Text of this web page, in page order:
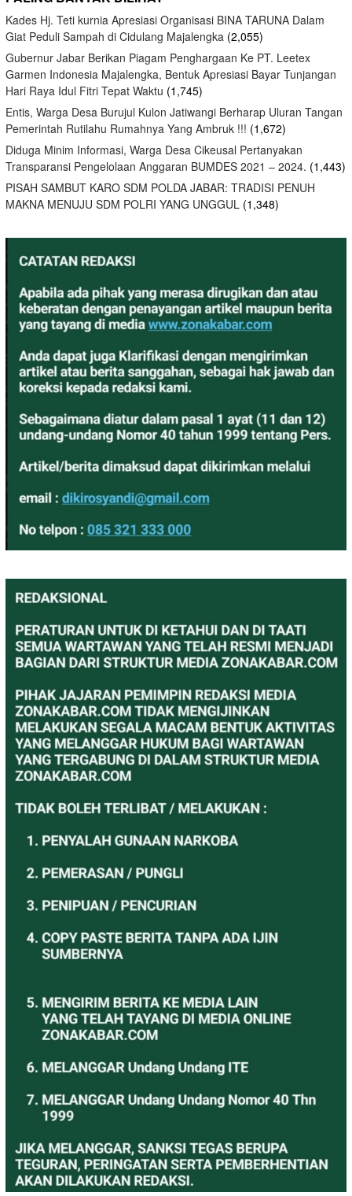
Kades Hj. Teti kurnia Apresiasi Organisasi BINA TARUNA Dalam
Giat Peduli Sampah di Cidulang Majalengka (2,055)
Gubernur Jabar Berikan Piagam Penghargaan Ke PT. Leetex
Garmen Indonesia Majalengka, Bentuk Apresiasi Bayar Tunjangan
Hari Raya Idul Fitri Tepat Waktu (1,745)
Entis, Warga Desa Burujul Kulon Jatiwangi Berharap Uluran Tangan
Pemerintah Rutilahu Rumahnya Yang Ambruk !!! (1,672)
Diduga Minim Informasi, Warga Desa Cikeusal Pertanyakan
Transparansi Pengelolaan Anggaran BUMDES 2021 – 2024. (1,443)
PISAH SAMBUT KARO SDM POLDA JABAR: TRADISI PENUH
MAKNA MENUJU SDM POLRI YANG UNGGUL (1,348)